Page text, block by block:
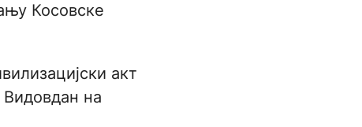
Косовске
акт
на